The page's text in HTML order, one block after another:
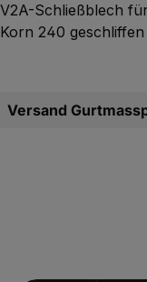
V2A-Schließblech
Korn 240 geschliffen
Versand